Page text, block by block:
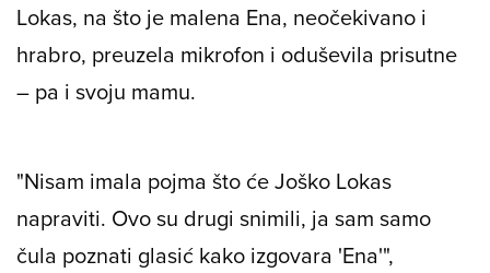
Lokas, na što je malena Ena, neočekivano i
hrabro, preuzela mikrofon i oduševila prisutne
– pa i svoju mamu.
"Nisam imala pojma što će Joško Lokas
napraviti. Ovo su drugi snimili, ja sam samo
čula poznati glasić kako izgovara 'Ena'",